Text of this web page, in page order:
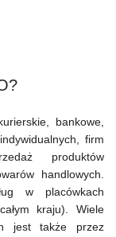
bankowe,
firm
produktów
handlowych.
w placówkach
kraju). Wiele
jest także przez